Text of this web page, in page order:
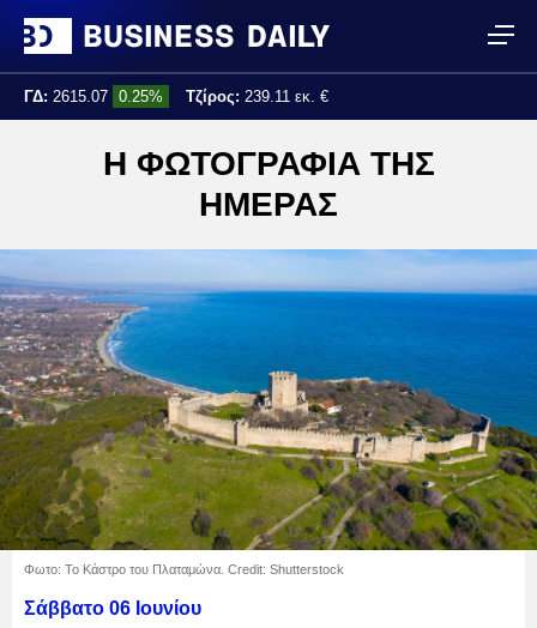
ΓΔ: 2615.07 0.25% Τζίρος: 239.11 εκ. €
Η ΦΩΤΟΓΡΑΦΙΑ ΤΗΣ
ΗΜΕΡΑΣ
Φωτο: Το Κάστρο του Πλαταμώνα. Credit: Shutterstock
Σάββατο 06 Ιουνίου